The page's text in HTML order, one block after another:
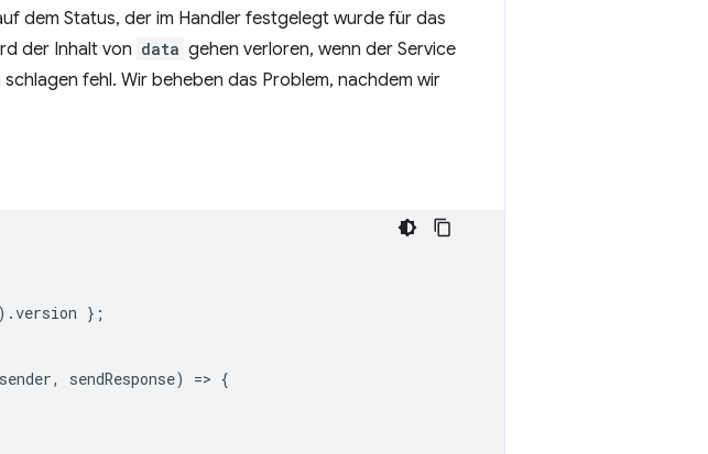
dem Status, der im Handler festgelegt wurde für das
der Inhalt von data gehen verloren, wenn der Service
fehl. Wir beheben das Problem, nachdem wir
version };
sender, sendResponse) => {